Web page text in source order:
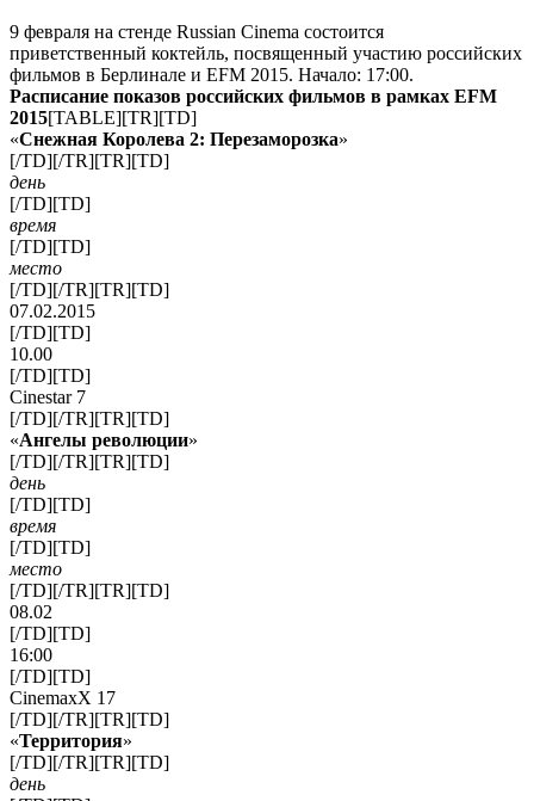
9 февраля на стенде Russian Cinema состоится
приветственный коктейль, посвященный участию российских
фильмов в Берлинале и EFM 2015. Начало: 17:00.
Расписание показов российских фильмов в рамках EFM
2015[TABLE][TR][TD]
«Снежная Королева 2: Перезаморозка»
[/TD][/TR][TR][TD]
день
[/TD][TD]
время
[/TD][TD]
место
[/TD][/TR][TR][TD]
07.02.2015
[/TD][TD]
10.00
[/TD][TD]
Cinestar 7
[/TD][/TR][TR][TD]
«Ангелы революции»
[/TD][/TR][TR][TD]
день
[/TD][TD]
время
[/TD][TD]
место
[/TD][/TR][TR][TD]
08.02
[/TD][TD]
16:00
[/TD][TD]
CinemaxX 17
[/TD][/TR][TR][TD]
«Территория»
[/TD][/TR][TR][TD]
день